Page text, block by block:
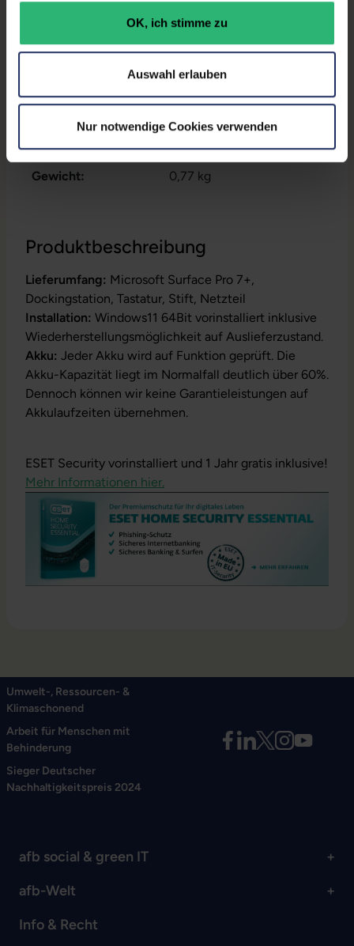
OK, ich stimme zu
Auswahl erlauben
Nur notwendige Cookies verwenden
Produktbeschreibung
Lieferumfang: Microsoft Surface Pro 7+,
Dockingstation, Tastatur, Stift, Netzteil
Installation: Windows11 64Bit vorinstalliert inklusive
Wiederherstellungsmöglichkeit auf Auslieferzustand.
Akku: Jeder Akku wird auf Funktion geprüft. Die
Akku-Kapazität liegt im Normalfall deutlich über 60%.
Dennoch können wir keine Garantieleistungen auf
Akkulaufzeiten übernehmen.
ESET Security vorinstalliert und 1 Jahr gratis inklusive!
Mehr Informationen hier.
Onboard-Grafik: Intel® Iris Xe Graphics
Fingerprintreader: Nein
Partnerprogramm: Nein
Maße (LxBxH): 201 x 292 x 85 mm
Gewicht: 0,77 kg
Umwelt-, Ressourcen- &
Klimaschonend
Arbeit für Menschen mit
Behinderung
Sieger Deutscher
Nachhaltigkeitspreis 2024
afb social & green IT
afb-Welt
Info & Recht